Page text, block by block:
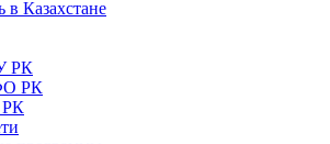
в Казахстане
РК
РК
РК